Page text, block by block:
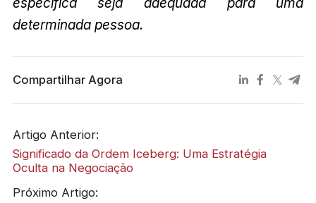
determinada pessoa.
Compartilhar Agora
Artigo Anterior:
Significado da Ordem Iceberg: Uma Estratégia
Oculta na Negociação
Próximo Artigo: